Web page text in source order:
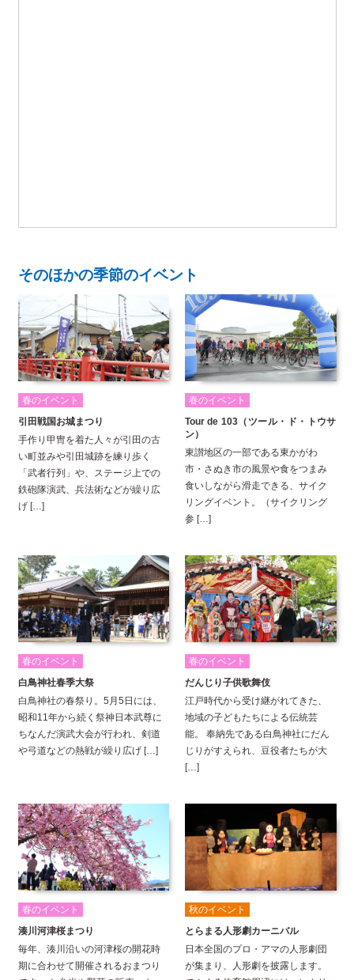
そのほかの季節のイベント
春のイベント
引田戦国お城まつり
手作り甲冑を着た人々が引田の古
い町並みや引田城跡を練り歩く
「武者行列」や、ステージ上での
鉄砲隊演武、兵法術などが繰り広
げ […]
春のイベント
Tour de 103（ツール・ド・トウサ
ン）
東讃地区の一部である東かがわ
市・さぬき市の風景や食をつまみ
食いしながら滑走できる、サイク
リングイベント。（サイクリング
参 […]
春のイベント
白鳥神社春季大祭
白鳥神社の春祭り。5月5日には、
昭和11年から続く祭神日本武尊に
ちなんだ演武大会が行われ、剣道
や弓道などの熱戦が繰り広げ […]
春のイベント
だんじり子供歌舞伎
江戸時代から受け継がれてきた、
地域の子どもたちによる伝統芸
能。 奉納先である白鳥神社にだん
じりがすえられ、豆役者たちが大
[…]
春のイベント
湊川河津桜まつり
毎年、湊川沿いの河津桜の開花時
期に合わせて開催されるおまつり
秋のイベント
とらまる人形劇カーニバル
日本全国のプロ・アマの人形劇団
が集まり、人形劇を披露します。